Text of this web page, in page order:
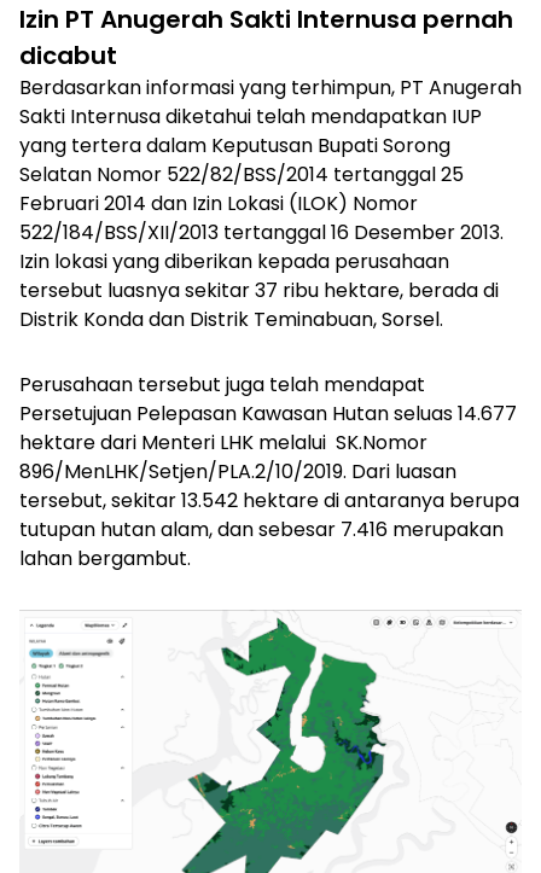
Izin PT Anugerah Sakti Internusa pernah
dicabut
Berdasarkan informasi yang terhimpun, PT Anugerah
Sakti Internusa diketahui telah mendapatkan IUP
yang tertera dalam Keputusan Bupati Sorong
Selatan Nomor 522/82/BSS/2014 tertanggal 25
Februari 2014 dan Izin Lokasi (ILOK) Nomor
522/184/BSS/XII/2013 tertanggal 16 Desember 2013.
Izin lokasi yang diberikan kepada perusahaan
tersebut luasnya sekitar 37 ribu hektare, berada di
Distrik Konda dan Distrik Teminabuan, Sorsel.
Perusahaan tersebut juga telah mendapat
Persetujuan Pelepasan Kawasan Hutan seluas 14.677
hektare dari Menteri LHK melalui SK.Nomor
896/MenLHK/Setjen/PLA.2/10/2019. Dari luasan
tersebut, sekitar 13.542 hektare di antaranya berupa
tutupan hutan alam, dan sebesar 7.416 merupakan
lahan bergambut.